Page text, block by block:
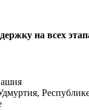
на всех